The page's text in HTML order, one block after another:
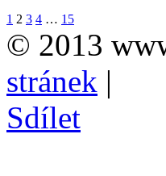
1 2 3 4 … 15
© 2013
stránek |
Sdílet